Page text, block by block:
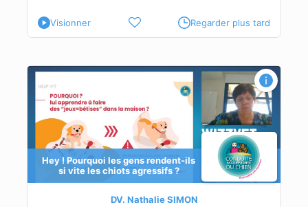
Visionner Regarder plus tard
Hey ! Pourquoi les gens rendent-ils
si vite les chiots agressifs ?
DV. Nathalie SIMON